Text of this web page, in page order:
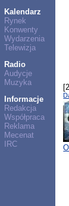
Kalendarz
Rynek
Konwenty
Wydarzenia
Telewizja
Radio
Audycje
Muzyka
Informacje
Redakcja
Współpraca
Reklama
Mecenat
IRC